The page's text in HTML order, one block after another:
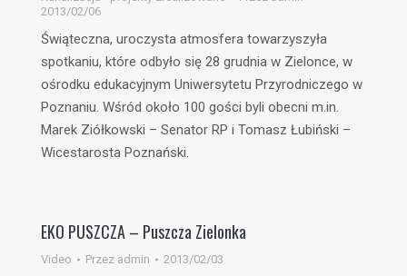
2013/02/06
Świąteczna, uroczysta atmosfera towarzyszyła
spotkaniu, które odbyło się 28 grudnia w Zielonce, w
ośrodku edukacyjnym Uniwersytetu Przyrodniczego w
Poznaniu. Wśród około 100 gości byli obecni m.in.
Marek Ziółkowski – Senator RP i Tomasz Łubiński –
Wicestarosta Poznański.
EKO PUSZCZA – Puszcza Zielonka
Video Przez admin 2013/02/03